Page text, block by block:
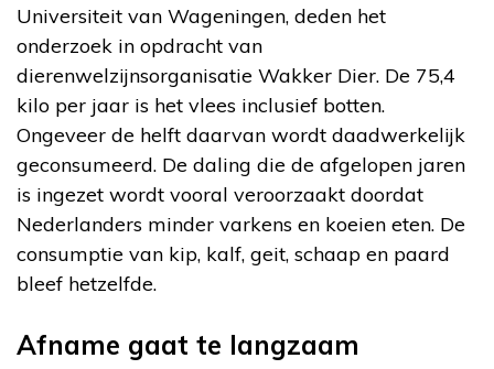
Universiteit van Wageningen, deden het
onderzoek in opdracht van
dierenwelzijnsorganisatie Wakker Dier. De 75,4
kilo per jaar is het vlees inclusief botten.
Ongeveer de helft daarvan wordt daadwerkelijk
geconsumeerd. De daling die de afgelopen jaren
is ingezet wordt vooral veroorzaakt doordat
Nederlanders minder varkens en koeien eten. De
consumptie van kip, kalf, geit, schaap en paard
bleef hetzelfde.
Afname gaat te langzaam